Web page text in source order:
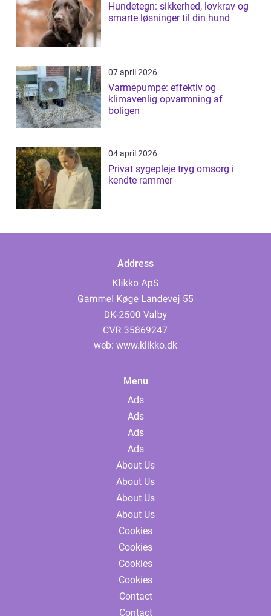
Hundetegn: sikkerhed, lovkrav og
smarte løsninger til din hund
07 april 2026
Varmepumpe: effektiv og
klimavenlig opvarmning af
boligen
04 april 2026
Privat sygepleje tryg omsorg i
kendte rammer
Address
web: www.klikko.dk
Menu
Ads
Ads
Ads
Ads
About Us
About Us
About Us
About Us
Cookies
Cookies
Cookies
Cookies
Contact
Contact